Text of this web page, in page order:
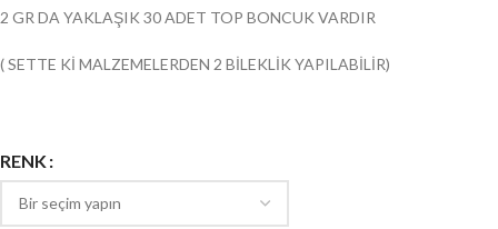
2 GR DA YAKLAŞIK 30 ADET TOP BONCUK VARDIR
( SETTE Kİ MALZEMELERDEN 2 BİLEKLİK YAPILABİLİR)
RENK